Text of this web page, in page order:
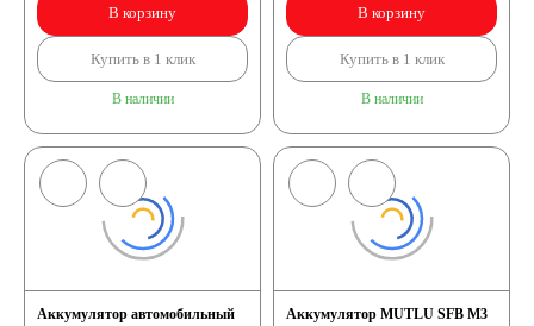
В корзину
Купить в 1 клик
В наличии
В корзину
Купить в 1 клик
В наличии
Аккумулятор автомобильный
Аккумулятор MUTLU SFB M3